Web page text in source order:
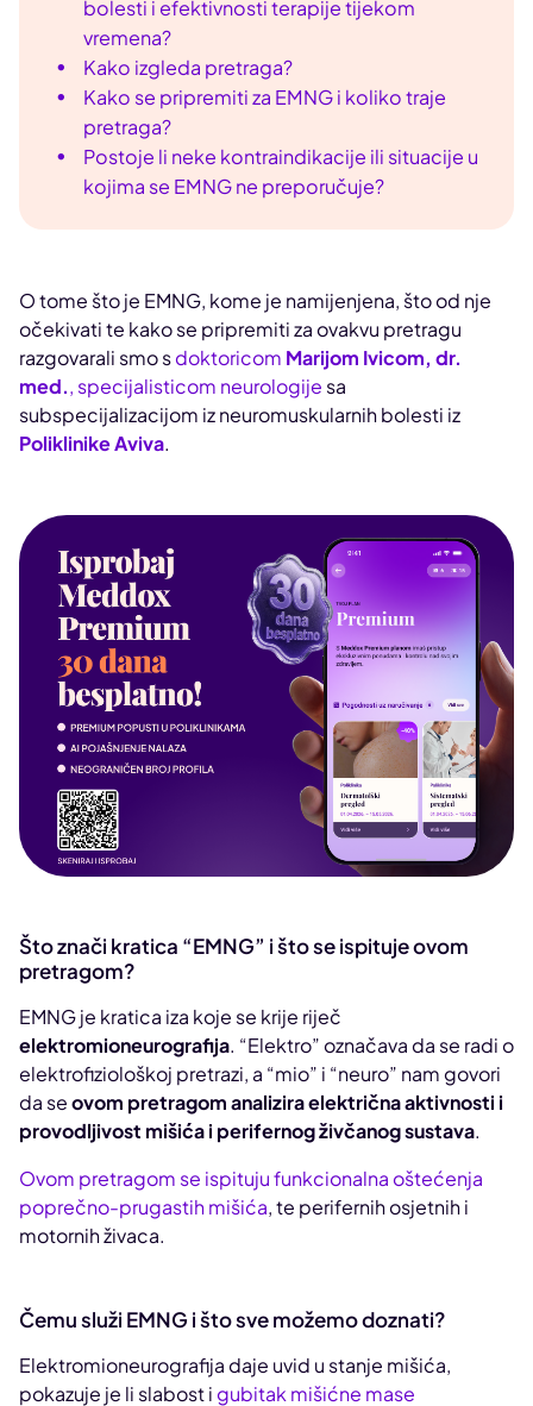
bolesti i efektivnosti terapije tijekom
vremena?
Kako izgleda pretraga?
Kako se pripremiti za EMNG i koliko traje
pretraga?
Postoje li neke kontraindikacije ili situacije u
kojima se EMNG ne preporučuje?
O tome što je EMNG, kome je namijenjena, što od nje
očekivati te kako se pripremiti za ovakvu pretragu
razgovarali smo sdoktoricom Marijom Ivicom, dr.
med., specijalisticom neurologije sa
subspecijalizacijom iz neuromuskularnih bolesti iz
Poliklinike Aviva.
Što znači kratica “EMNG” i što se ispituje ovom
pretragom?
EMNG je kratica iza koje se krije riječ
elektromioneurografija. “Elektro” označava da se radi o
elektrofiziološkoj pretrazi, a “mio” i “neuro” nam govori
da seovom pretragom analizira električna aktivnosti i
provodljivost mišića i perifernog živčanog sustava.
Ovom pretragom se ispituju funkcionalna oštećenja
poprečno-prugastih mišića, te perifernih osjetnih i
motornih živaca.
Čemu služi EMNG i što sve možemo doznati?
Elektromioneurografija daje uvid u stanje mišića,
pokazuje je li slabost igubitak mišićne mase